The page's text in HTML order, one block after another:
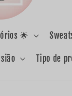
🌟
Tipo de